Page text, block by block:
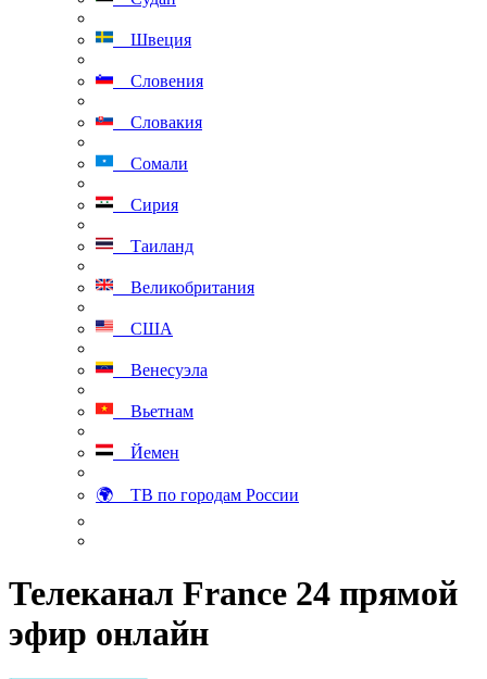
Швеция
Словения
Словакия
Сомали
Сирия
Таиланд
Великобритания
США
Венесуэла
Вьетнам
Йемен
🌍 ТВ по городам России
Телеканал France 24 прямой
эфир онлайн